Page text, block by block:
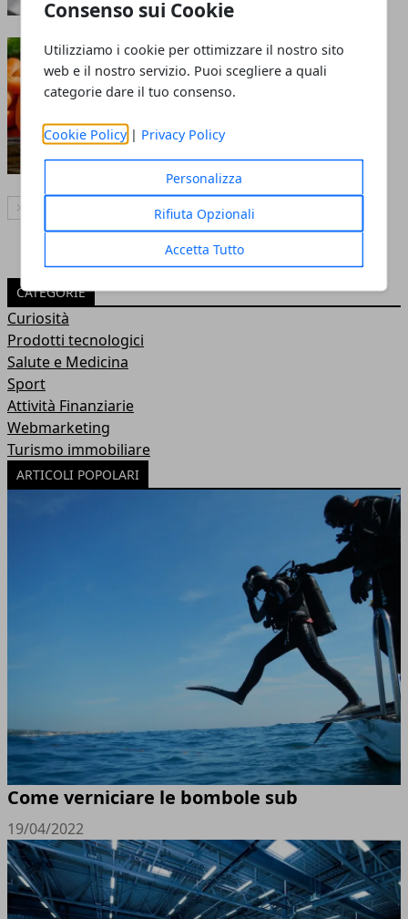
Consenso sui Cookie
Utilizziamo i cookie per ottimizzare il nostro sito
web e il nostro servizio. Puoi scegliere a quali
categorie dare il tuo consenso.
Cookie Policy | Privacy Policy
Personalizza
Rifiuta Opzionali
Accetta Tutto
Mangiare carote fa
dimagrire?
Articolo Successivo
CATEGORIE
Curiosità
Prodotti tecnologici
Salute e Medicina
Sport
Attività Finanziarie
Webmarketing
Turismo immobiliare
ARTICOLI POPOLARI
Come verniciare le bombole sub
19/04/2022